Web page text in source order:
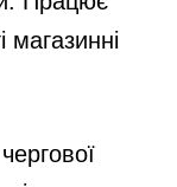
магазинні